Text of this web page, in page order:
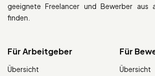
geeignete Freelancer und Bewerber aus
finden.
Für Arbeitgeber
Übersicht
Für
Übersicht